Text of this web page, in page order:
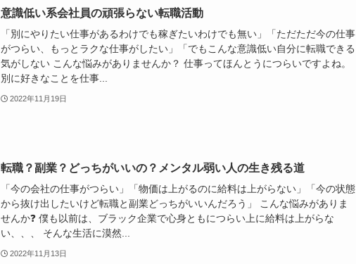
意識低い系会社員の頑張らない転職活動
「別にやりたい仕事があるわけでも稼ぎたいわけでも無い」「ただただ今の仕事
がつらい、もっとラクな仕事がしたい」「でもこんな意識低い自分に転職できる
気がしない こんな悩みがありませんか？ 仕事ってほんとうにつらいですよね。
別に好きなことを仕事...
2022年11月19日
転職？副業？どっちがいいの？メンタル弱い人の生き残る道
「今の会社の仕事がつらい」「物価は上がるのに給料は上がらない」「今の状態
から抜け出したいけど転職と副業どっちがいいんだろう」 こんな悩みがありま
せんか❓ 僕も以前は、ブラック企業で心身ともにつらい上に給料は上がらな
い、、、 そんな生活に漠然...
2022年11月13日